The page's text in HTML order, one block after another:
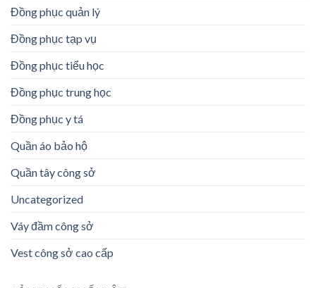
Đồng phục quản lý
Đồng phục tạp vụ
Đồng phục tiểu học
Đồng phục trung học
Đồng phục y tá
Quần áo bảo hộ
Quần tây công sở
Uncategorized
Váy đầm công sở
Vest công sở cao cấp